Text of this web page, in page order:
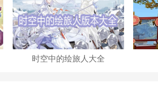
时空中的绘旅人大全